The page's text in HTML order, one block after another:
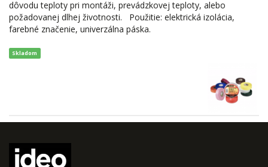
dôvodu teploty pri montáži, prevádzkovej teploty, alebo
požadovanej dlhej životnosti. Použitie: elektrická izolácia,
farebné značenie, univerzálna páska.
Skladom